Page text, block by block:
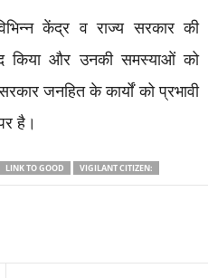
केंद्र व राज्य सरकार की
किया और उनकी समस्याओं को
जनहित के कार्यों को प्रभावी
है।
LINK TO GOOD VIGILANT CITIZEN: